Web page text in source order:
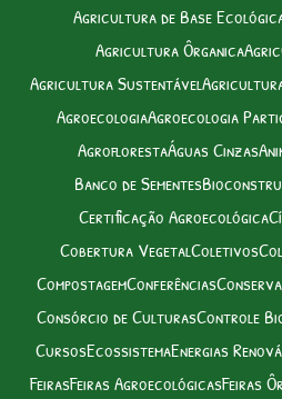
Agricultura de Base
Agricultura Ôrganica
Agricultura Sustentável
AgroecologiaAgroecologia
AgroflorestaÁguas Cinzas
Banco de Sementes
Certificação Agroecológica
Cobertura VegetalColetivos
CompostagemConferências
Consórcio de CulturasControle
CursosEcossistemaEnergias
FeirasFeiras AgroecológicasFeiras